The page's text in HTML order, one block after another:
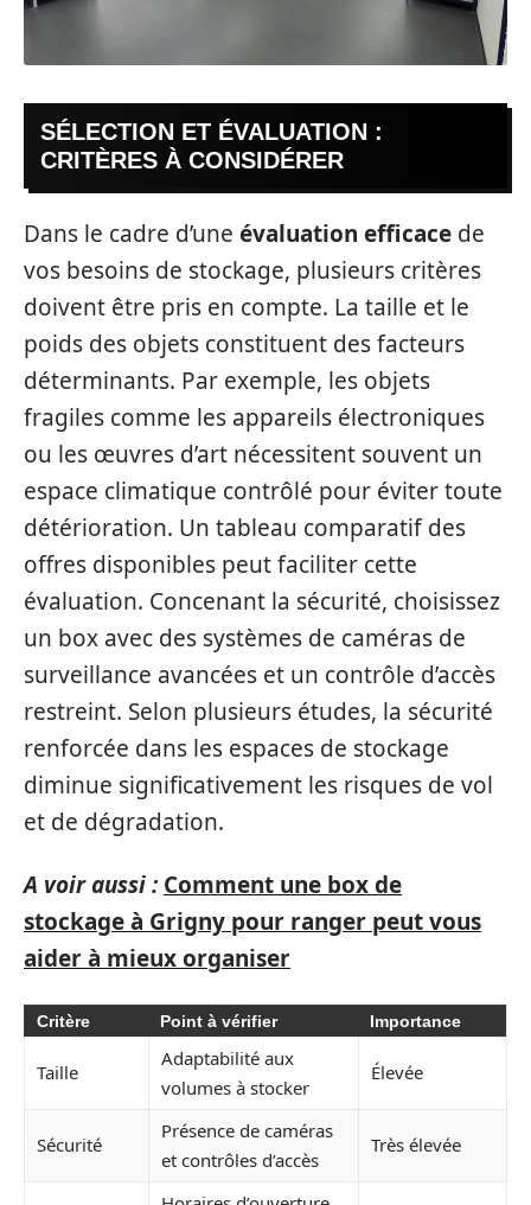
SÉLECTION ET ÉVALUATION :
CRITÈRES À CONSIDÉRER
Dans le cadre d’une évaluation efficace de
vos besoins de stockage, plusieurs critères
doivent être pris en compte. La taille et le
poids des objets constituent des facteurs
déterminants. Par exemple, les objets
fragiles comme les appareils électroniques
ou les œuvres d’art nécessitent souvent un
espace climatique contrôlé pour éviter toute
détérioration. Un tableau comparatif des
offres disponibles peut faciliter cette
évaluation. Concenant la sécurité, choisissez
un box avec des systèmes de caméras de
surveillance avancées et un contrôle d’accès
restreint. Selon plusieurs études, la sécurité
renforcée dans les espaces de stockage
diminue significativement les risques de vol
et de dégradation.
A voir aussi : Comment une box de
stockage à Grigny pour ranger peut vous
aider à mieux organiser
Critère Point à vérifier Importance
Taille
Adaptabilité aux
volumes à stocker
Élevée
Sécurité
Présence de caméras
et contrôles d’accès
Très élevée